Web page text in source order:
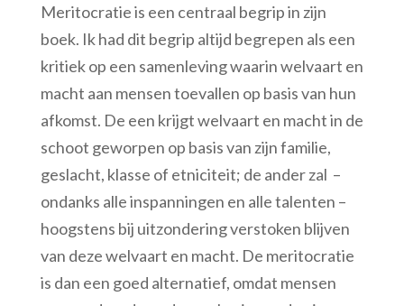
Meritocratie is een centraal begrip in zijn
boek. Ik had dit begrip altijd begrepen als een
kritiek op een samenleving waarin welvaart en
macht aan mensen toevallen op basis van hun
afkomst. De een krijgt welvaart en macht in de
schoot geworpen op basis van zijn familie,
geslacht, klasse of etniciteit; de ander zal –
ondanks alle inspanningen en alle talenten –
hoogstens bij uitzondering verstoken blijven
van deze welvaart en macht. De meritocratie
is dan een goed alternatief, omdat mensen